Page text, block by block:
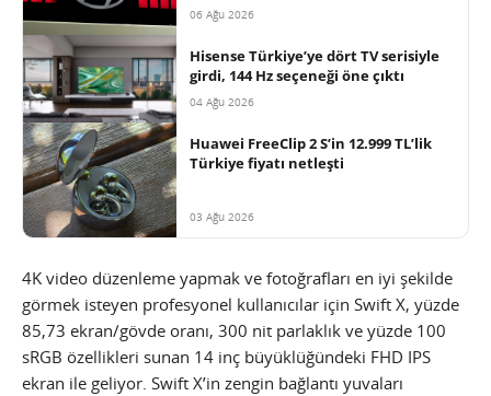
06 Ağu 2026
Hisense Türkiye’ye dört TV serisiyle
girdi, 144 Hz seçeneği öne çıktı
04 Ağu 2026
Huawei FreeClip 2 S’in 12.999 TL’lik
Türkiye fiyatı netleşti
03 Ağu 2026
4K video düzenleme yapmak ve fotoğrafları en iyi şekilde
görmek isteyen profesyonel kullanıcılar için Swift X, yüzde
85,73 ekran/gövde oranı, 300 nit parlaklık ve yüzde 100
sRGB özellikleri sunan 14 inç büyüklüğündeki FHD IPS
ekran ile geliyor. Swift X’in zengin bağlantı yuvaları